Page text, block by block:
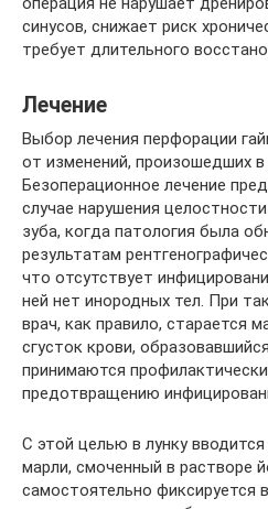
синусов, снижает риск
требует длительного
Лечение
Выбор лечения перфорации
от изменений, произошедших в
Безоперационное лечение
случае нарушения
зуба, когда патология была
результатам
что отсутствует
ней нет инородных тел. При
врач, как правило, старается
сгусток крови,
принимаются
предотвращению
С этой целью в лунку
марли, смоченный в растворе
самостоятельно фиксируется